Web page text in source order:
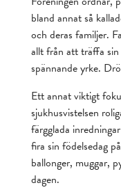
bland annat så
och deras familjer.
allt från att träffa
spännande yrke.
Ett annat viktigt
sjukhusvistelsen
färgglada
fira sin födelsedag
ballonger, muggar,
dagen.